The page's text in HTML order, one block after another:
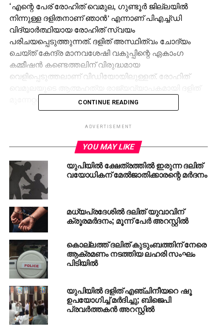
‘എന്റെ പേര് രോഹിത് വെമുല, ഗുണ്ടൂര്‍ ജില്ലയില്‍
നിന്നുള്ള ദളിതനാണ് ഞാന്‍’ എന്നാണ് പിഎച്ച്ഡി
വിദ്യാര്‍ത്ഥിയായ രോഹിത് സ്വയം
പരിചയപ്പെടുത്തുന്നത്. ദളിത് അസ്ഥിത്വം ചോദ്യം
ചെയ്ത് കേന്ദ്ര മാനവശേഷി വകുപ്പിന്റെ ഏകാംഗ
കമ്മീഷന്‍ കണ്ടെത്തലിന് വിരുദ്ധമായ
വെളിപ്പെടുത്തലാണ് വിഡിയോയിലുള്ളത്. രോഹിത്
മുന്നേറ്റത്തിന് വഴിവെച്ചിരുന്നു.
പരാതിപ്പെട്ട് രോഹിത് വെമുല വൈസ് ചാന്‍സ്ലര്‍ക്ക്
കത്തെഴുതിയിരുന്നു.
CONTINUE READING
ADVERTISEMENT
YOU MAY LIKE
യുപിയില്‍ ക്ഷേത്രത്തില്‍ ഇരുന്ന ദലിത്
വയോധികന് മേല്‍ജാതിക്കാരന്റെ മര്‍ദനം
മധ്യപ്രദേശില്‍ ദലിത് യുവാവിന്
ക്രൂരമര്‍ദനം; മൂന്ന് പേര്‍ അറസ്റ്റില്‍
കൊല്ലത്ത് ദലിത് കുടുംബത്തിന് നേരെ
ആക്രമണം നടത്തിയ ലഹരി സംഘം
പിടിയില്‍
യുപിയില്‍ ദളിത് എഞ്ചിനീയറെ ഷൂ
ഉപയോഗിച്ച് മര്‍ദിച്ചു; ബിജെപി
പ്രവര്‍ത്തകന്‍ അറസ്റ്റില്‍